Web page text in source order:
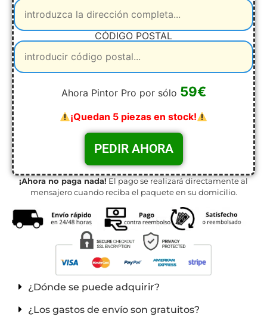
CÓDIGO POSTAL
Ahora Pintor Pro por sólo 59€
¡Quedan 5 piezas en stock!
¡Ahora no paga nada!El pago se realizará directamente al
mensajero cuando reciba el paquete en su domicilio.
¿Dónde se puede adquirir?
¿Los gastos de envío son gratuitos?